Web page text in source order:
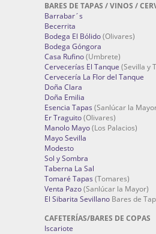
BARES DE TAPAS / VINOS /
Barrabar´s
Becerrita
Bodega El Bólido(Olivares)
Bodega Góngora
Casa Rufino(Umbrete)
Cervecerías El Tanque (Sevilla y
Cervecería La Flor del Tanque
Doña Clara
Doña Emilia
Esencia Tapas (Sanlúcar la
Er Traguito(Olivares)
Manolo Mayo(Los Palacios)
Mayo Sevilla
Modesto
Sol y Sombra
Taberna La Sal
Tomaré Tapas (Tomares)
Venta Pazo(Sanlúcar la Mayor)
El Sibarita Sevillano Bares de
CAFETERÍAS/BARES DE COPAS
Iscariote